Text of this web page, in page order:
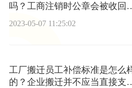
吗？工商注销时公章会被收回
2023-05-07 11:25:02
工厂搬迁员工补偿标准是怎么
的？企业搬迁并不应当直接支